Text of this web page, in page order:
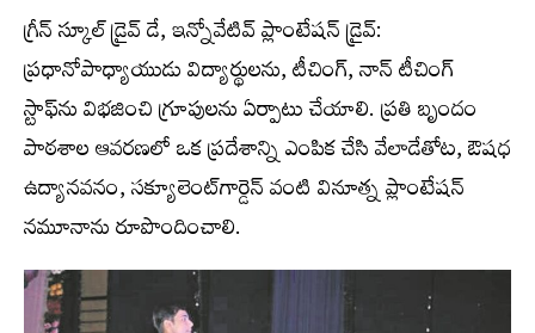
గ్రీన్‌ స్కూల్‌ డ్రైవ్‌ డే, ఇన్నోవేటివ్‌ ప్లాంటేషన్‌ డ్రైవ్‌:
ప్రధానోపాధ్యాయుడు విద్యార్థులను, టీచింగ్‌, నాన్‌ టీచింగ్‌
స్టాఫ్‌ను విభజించి గ్రూపులను ఏర్పాటు చేయాలి. ప్రతి బృందం
పాఠశాల ఆవరణలో ఒక ప్రదేశాన్ని ఎంపిక చేసి వేలాడేతోట, ఔషధ
ఉద్యానవనం, సక్యూలెంట్‌గార్డెన్‌ వంటి వినూత్న ప్లాంటేషన్‌
నమూనాను రూపొందించాలి.